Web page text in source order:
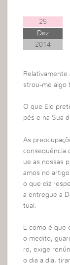
25
Dez
2014
Relativamente
strou-me algo
O que Ele
pés e na Sua
As
consequência
ue as nossas
amos no
o que diz
a entregue a
tual.
E como é que
o medito,
ro, exige
o dia a dia,